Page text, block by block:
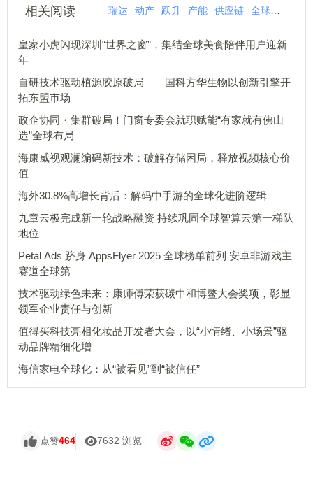
相关阅读 瑞达 动产 跃升 产能 供应链 全球
皇家小虎闪现深圳“世界之窗”，集结全球美食陪伴用户迎新
年
自研技术驱动植源胶原破局——国科方华生物以创新引擎开
拓东盟市场
政企协同・集群破局！门窗专委会就职赋能“有家就有佛山
造”全球布局
海康威视观澜编码新技术：破解存储困局，释放视频核心价
值
海外30.8%高增长背后：解码中手游的全球化进阶逻辑
九章云极完成新一轮战略融资 持续巩固全球智算云第一梯队
地位
Petal Ads 跻身 AppsFlyer 2025 全球榜单前列 安卓非游戏主
赛道全球第
技术驱动绿色未来：康师傅荣获碳中和博鳌大会奖项，彰显
领军企业责任与创新
值得买科技亮相化妆品开发者大会，以“小情绪、小场景”驱
动品牌精细化增
海信家电全球化：从“被看见”到“被信任”
点赞464 7632 浏览